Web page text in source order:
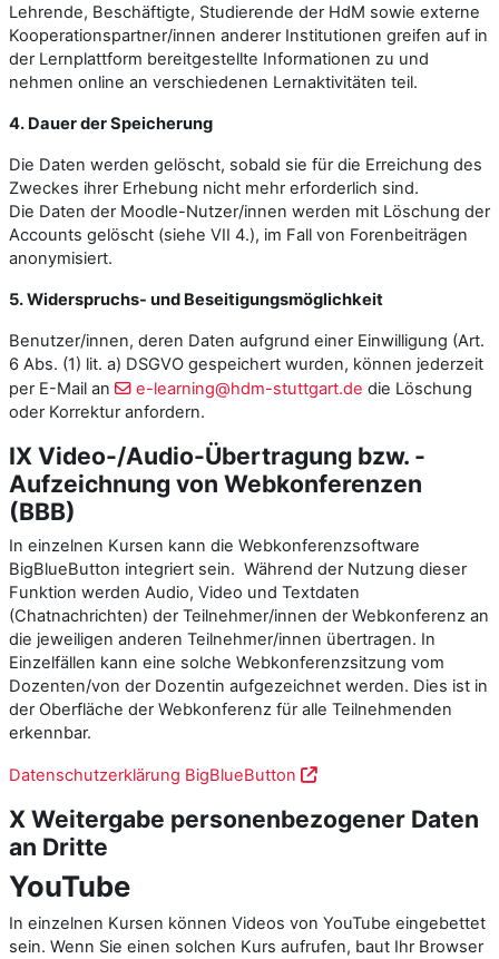
Lehrende, Beschäftigte, Studierende der HdM sowie externe
Kooperationspartner/innen anderer Institutionen greifen auf in
der Lernplattform bereitgestellte Informationen zu und
nehmen online an verschiedenen Lernaktivitäten teil.
4. Dauer der Speicherung
Die Daten werden gelöscht, sobald sie für die Erreichung des
Zweckes ihrer Erhebung nicht mehr erforderlich sind.
Die Daten der Moodle-Nutzer/innen werden mit Löschung der
Accounts gelöscht (siehe VII 4.), im Fall von Forenbeiträgen
anonymisiert.
5. Widerspruchs- und Beseitigungsmöglichkeit
Benutzer/innen, deren Daten aufgrund einer Einwilligung (Art.
6 Abs. (1) lit. a) DSGVO gespeichert wurden, können jederzeit
per E-Mail an
e-learning@hdm-stuttgart.de die Löschung
oder Korrektur anfordern.
IX Video-/Audio-Übertragung bzw. -
Aufzeichnung von Webkonferenzen
(BBB)
In einzelnen Kursen kann die Webkonferenzsoftware
BigBlueButton integriert sein. Während der Nutzung dieser
Funktion werden Audio, Video und Textdaten
(Chatnachrichten) der Teilnehmer/innen der Webkonferenz an
die jeweiligen anderen Teilnehmer/innen übertragen. In
Einzelfällen kann eine solche Webkonferenzsitzung vom
Dozenten/von der Dozentin aufgezeichnet werden. Dies ist in
der Oberfläche der Webkonferenz für alle Teilnehmenden
erkennbar.
Datenschutzerklärung BigBlueButton
X Weitergabe personenbezogener Daten
an Dritte
YouTube
In einzelnen Kursen können Videos von YouTube eingebettet
sein. Wenn Sie einen solchen Kurs aufrufen, baut Ihr Browser